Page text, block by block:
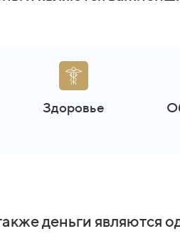
Здоровье
деньги являются